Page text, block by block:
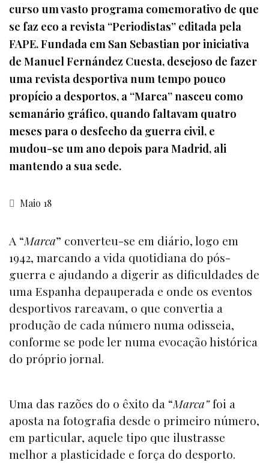
curso um vasto programa comemorativo de que
se faz eco a revista “Periodistas” editada pela
FAPE. Fundada em San Sebastian por iniciativa
de Manuel Fernández Cuesta, desejoso de fazer
uma revista desportiva num tempo pouco
propício a desportos, a “Marca” nasceu como
semanário gráfico, quando faltavam quatro
meses para o desfecho da guerra civil, e
mudou-se um ano depois para Madrid, ali
mantendo a sua sede.
Maio 18
A “Marca” converteu-se em diário, logo em
1942, marcando a vida quotidiana do pós-
guerra e ajudando a digerir as dificuldades de
uma Espanha depauperada e onde os eventos
desportivos rareavam, o que convertia a
produção de cada número numa odisseia,
conforme se pode ler numa evocação histórica
do próprio jornal.
Uma das razões do o êxito da “Marca”foi a
aposta na fotografia desde o primeiro número,
em particular, aquele tipo que ilustrasse
melhor a plasticidade e força do desporto.